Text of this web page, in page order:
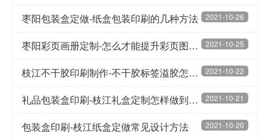
2021-10-26
枣阳包装盒定做-纸盒包装印刷的几种方法
2021-10-25
枣阳彩页画册定制-怎么才能提升彩页图册的质量
2021-10-22
枝江不干胶印刷制作-不干胶标签溢胶怎么办
2021-10-21
礼品包装盒印刷-枝江礼盒定制怎样做到精致有层次感
2021-10-20
包装盒印刷-枝江纸盒定做常见设计方法